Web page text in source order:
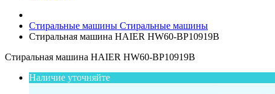
Стиральные машины Стиральные машины
Стиральная машина HAIER HW60-BP10919B
Стиральная машина HAIER HW60-BP10919B
Наличие уточняйте